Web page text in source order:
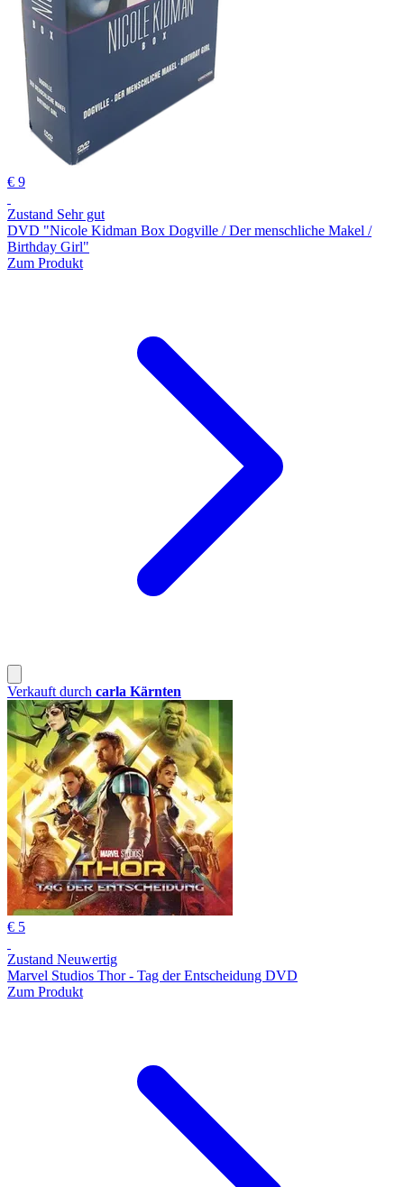
€ 9
Zustand Sehr gut
DVD "Nicole Kidman Box Dogville / Der menschliche Makel /
Birthday Girl"
Zum Produkt
Verkauft durch carla Kärnten
€ 5
Zustand Neuwertig
Marvel Studios Thor - Tag der Entscheidung DVD
Zum Produkt